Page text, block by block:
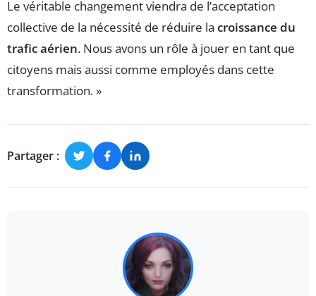
Le véritable changement viendra de l’acceptation
collective de la nécessité de réduire la croissance du
trafic aérien. Nous avons un rôle à jouer en tant que
citoyens mais aussi comme employés dans cette
transformation. »
Partager :